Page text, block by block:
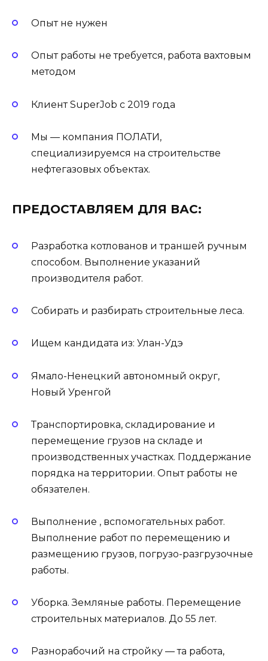
Опыт не нужен
Опыт работы не требуется, работа вахтовым
методом
Клиент SuperJob с 2019 года
Мы — компания ПОЛАТИ,
специализируемся на строительстве
нефтегазовых объектах.
ПРЕДОСТАВЛЯЕМ ДЛЯ ВАС:
Разработка котлованов и траншей ручным
способом. Выполнение указаний
производителя работ.
Собирать и разбирать строительные леса.
Ищем кандидата из: Улан-Удэ
Ямало-Ненецкий автономный округ,
Новый Уренгой
Транспортировка, складирование и
перемещение грузов на складе и
производственных участках. Поддержание
порядка на территории. Опыт работы не
обязателен.
Выполнение , вспомогательных работ.
Выполнение работ по перемещению и
размещению грузов, погрузо-разгрузочные
работы.
Уборка. Земляные работы. Перемещение
строительных материалов. До 55 лет.
Разнорабочий на стройку — та работа,